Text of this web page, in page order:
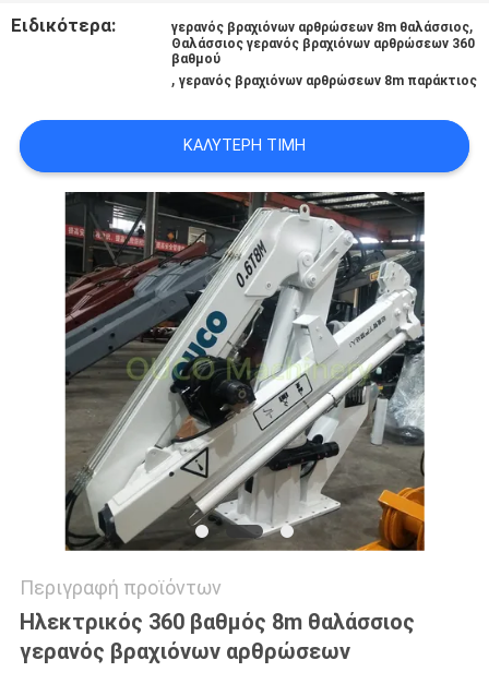
ΥΠΟΘΈΣΕΙΣ
CONTACT
SITEMAP
ΠΟΛΙΤΙΚΉ
ΑΠΟΡΡΉΤΟΥ
Ειδικότερα: γερανός βραχιόνων αρθρώσεων 8m θαλάσσιος,
Θαλάσσιος γερανός βραχιόνων αρθρώσεων 360
βαθμού
,γερανός βραχιόνων αρθρώσεων 8m παράκτιος
ΚΑΛΎΤΕΡΗ ΤΙΜΉ
Περιγραφή προϊόντων
Ηλεκτρικός 360 βαθμός 8m θαλάσσιος
γερανός βραχιόνων αρθρώσεων